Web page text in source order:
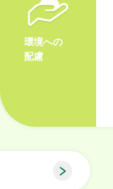
環境への
配慮